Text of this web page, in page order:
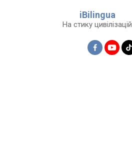
iBilingua
На стику цивілізацій